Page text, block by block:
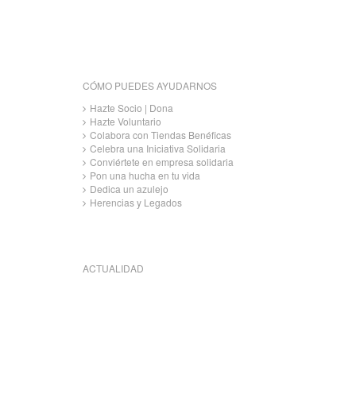
CÓMO PUEDES AYUDARNOS
Hazte Socio | Dona
Hazte Voluntario
Colabora con Tiendas Benéficas
Celebra una Iniciativa Solidaria
Conviértete en empresa solidaria
Pon una hucha en tu vida
Dedica un azulejo
Herencias y Legados
ACTUALIDAD